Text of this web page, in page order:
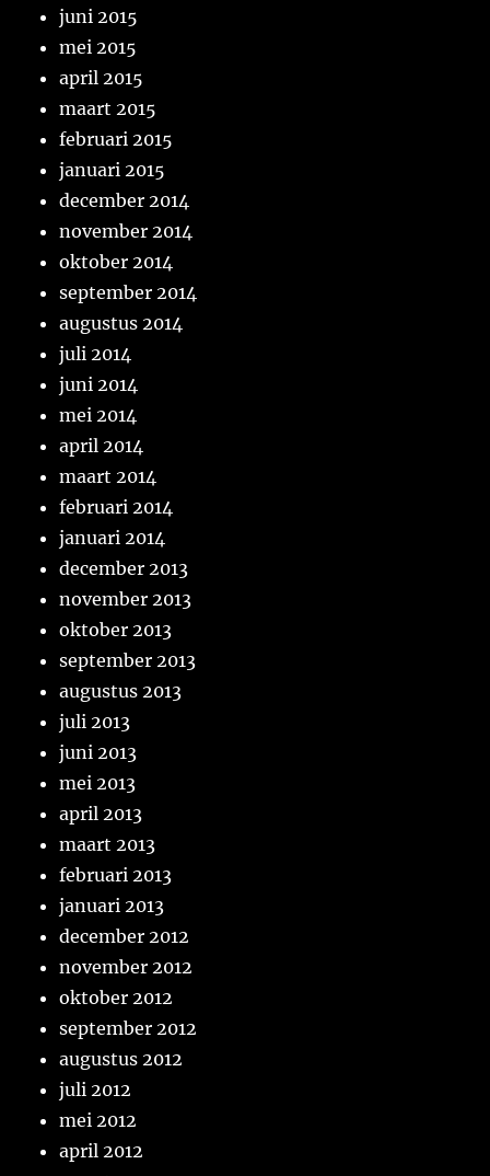
juni 2015
mei 2015
april 2015
maart 2015
februari 2015
januari 2015
december 2014
november 2014
oktober 2014
september 2014
augustus 2014
juli 2014
juni 2014
mei 2014
april 2014
maart 2014
februari 2014
januari 2014
december 2013
november 2013
oktober 2013
september 2013
augustus 2013
juli 2013
juni 2013
mei 2013
april 2013
maart 2013
februari 2013
januari 2013
december 2012
november 2012
oktober 2012
september 2012
augustus 2012
juli 2012
mei 2012
april 2012